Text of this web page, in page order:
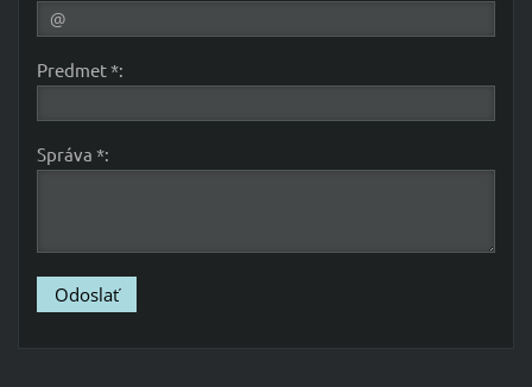
Predmet *:
Správa *: